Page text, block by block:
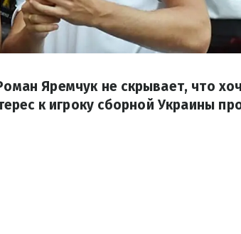
Яремчук не скрывает, что
к игроку сборной Украины